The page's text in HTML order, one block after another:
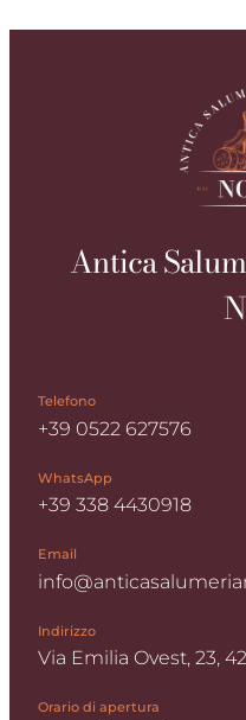
Antica
Telefono
+39 0522 627576
WhatsApp
+39 338 4430918
Email
Indirizzo
Via Emilia Ovest, 23,
Orario di apertura